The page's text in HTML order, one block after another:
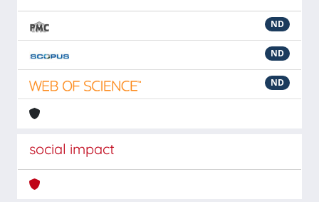
ND
ND
ND
social impact